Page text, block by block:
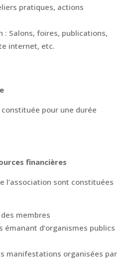
pratiques, actions
: Salons, foires, publications,
internet, etc.
constituée pour une durée
financières
l’association sont constituées
membres
émanant d’organismes publics
manifestations organisées par